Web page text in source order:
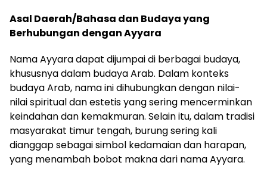
Asal Daerah/Bahasa dan Budaya yang
Berhubungan dengan Ayyara
Nama Ayyara dapat dijumpai di berbagai budaya,
khususnya dalam budaya Arab. Dalam konteks
budaya Arab, nama ini dihubungkan dengan nilai-
nilai spiritual dan estetis yang sering mencerminkan
keindahan dan kemakmuran. Selain itu, dalam tradisi
masyarakat timur tengah, burung sering kali
dianggap sebagai simbol kedamaian dan harapan,
yang menambah bobot makna dari nama Ayyara.